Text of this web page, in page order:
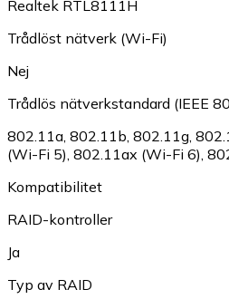
Realtek RTL8111H
Trådlöst nätverk (Wi-Fi)
Nej
Trådlös nätverkstandard (IEEE
802.11a 802.11b 802.11g
(Wi-Fi 5) 802.11ax (Wi-Fi 6)
Kompatibilitet
RAID-kontroller
Ja
Typ av RAID